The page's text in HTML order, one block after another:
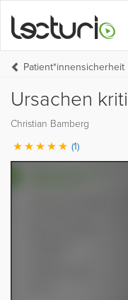
Patient*innensicherheit
Ursachen
Christian Bamberg
(1)